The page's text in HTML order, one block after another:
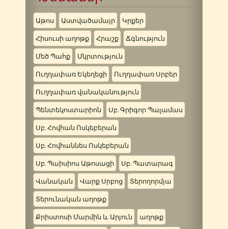
Աթոս Աստվածամայր Կրքեր
Հիսուսի աղոթք Հրաշք Ճգնություն
Մեծ Պահք Մկրտություն
Ուղղափառ Եկեղեցի Ուղղափառ Սրբեր
Ուղղափառ վանականություն
Պենտեկոստարիոն Սբ. Գրիգոր Պալամաս
Սբ. Հովհան Ոսկեբերան
Սբ. Հովհաննես Ոսկեբերան
Սբ. Պաիսիոս Աթոսացի Սբ. Պատարագ
Վանական Վարք Սրբոց Տերողորմյա
Տերունական աղոթք
Քրիստոսի Մարմին և Արյուն աղոթք